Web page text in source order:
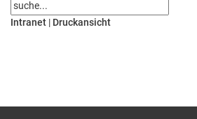
Intranet | Druckansicht